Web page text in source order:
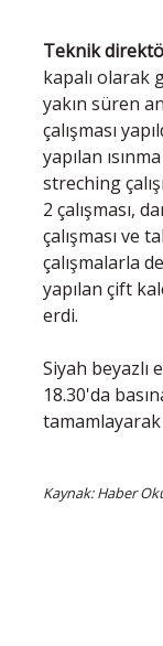
Teknik
kapalı olarak
yakın süren
çalışması
yapılan
streching
2 çalışması,
çalışması ve
çalışmalarla
yapılan çift
erdi.
Siyah beyazlı
18.30'da
Kaynak: Haber